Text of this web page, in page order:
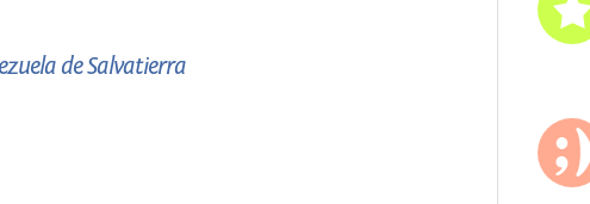
de Salvatierra